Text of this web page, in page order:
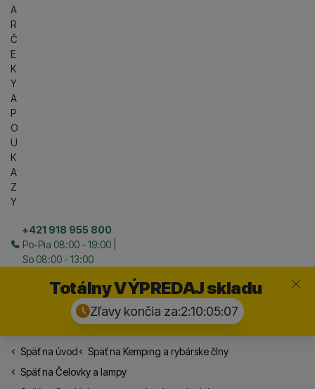
A
R
Č
E
K
Y
A
P
O
U
K
A
Z
Y
+421 918 955 800
Po-Pia 08:00 - 19:00 |
So 08:00 - 13:00
Totálny VÝPREDAJ skladu
Zľavy končia za:2:10:05:06
Zavrieť
Späť na úvodRybarske.sk
Späť na Kemping a rybárske člny
Späť na Čelovky a lampy